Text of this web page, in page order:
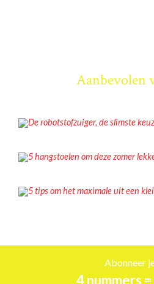
Aanbevolen
Abonneer
4 nummers